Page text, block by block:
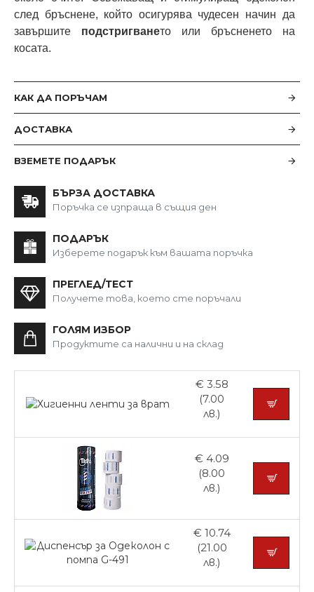
след бръснене, който осигурява чудесен начин да
завършите подстригването или бръсненето на
косата.
КАК ДА ПОРЪЧАМ
ДОСТАВКА
ВЗЕМЕТЕ ПОДАРЪК
БЪРЗА ДОСТАВКА
Поръчка се изпраща в същия ден
ПОДАРЪК
Изберете подарък към вашата поръчка
ПРЕГЛЕД/ТЕСТ
Получете това, което сте поръчали
ГОЛЯМ ИЗБОР
Продуктите са налични и на склад
€ 3.58
(7.00
лв.)
€ 4.09
(8.00
лв.)
€ 10.74
(21.00
лв.)